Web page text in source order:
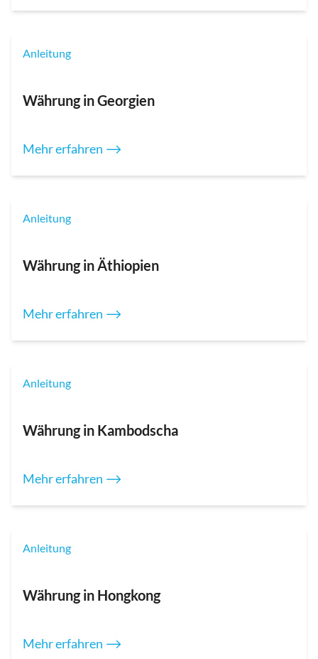
Anleitung
Währung in Georgien
Mehr erfahren ⟶
Anleitung
Währung in Äthiopien
Mehr erfahren ⟶
Anleitung
Währung in Kambodscha
Mehr erfahren ⟶
Anleitung
Währung in Hongkong
Mehr erfahren ⟶